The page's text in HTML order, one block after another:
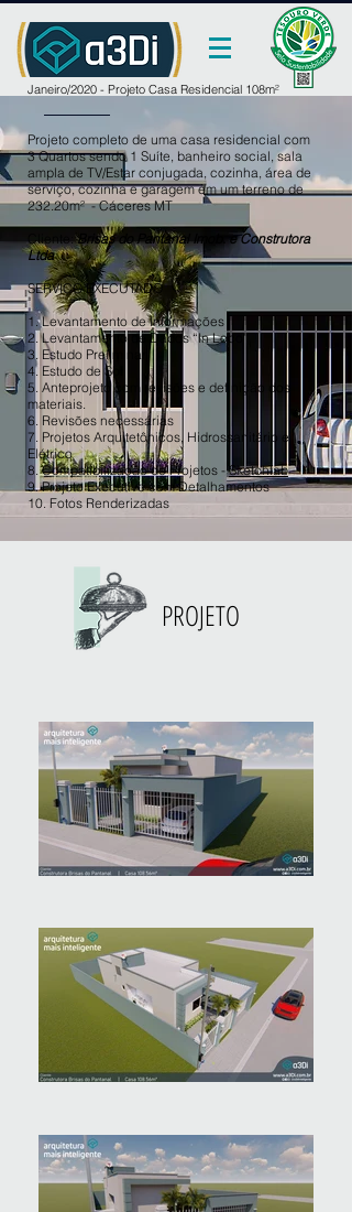
Janeiro/2020 - Projeto Casa Residencial 108m²
Projeto completo de uma casa residencial com
3 Quartos sendo 1 Suíte, banheiro social, sala
ampla de TV/Estar conjugada, cozinha, área de
serviço, cozinha e garagem em um terreno de
232.20m² - Cáceres MT
Cliente:Brisas do Pantanal Imob. e Construtora
Ltda
SERVIÇO EXECUTADO
1. Levantamento de Informações
2. Levantamento de Dados “In Loco”
3. Estudo Preliminar
4. Estudo de Sol
5. Anteprojeto com revisões e definição dos
materiais.
6. Revisões necessárias
7. Projetos Arquitetônicos, Hidrossanitário e
Elétrico
8. Compatibilização de Projetos -Sketchfab
9. Projeto Executivo com Detalhamentos
10. Fotos Renderizadas
PROJETO